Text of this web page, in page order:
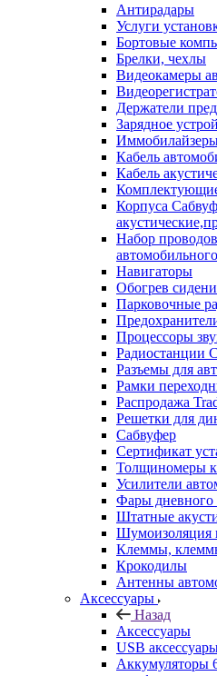
Антирадары
Услуги
Бортовые
Брелки, чехлы
Видеокамеры
Держатели
Зарядное
Кабель
Кабель
Корпуса
Набор
автомобильного
Навигаторы
Обогрев
Парковочные
Процессоры
Радиостанции
Разъемы для
Рамки
Распродажа
Решетки для
Сабвуфер
Сертификат
Толщиномеры
Усилители
Фары дневного
Штатные
Шумоизоляция
Клеммы,
Крокодилы
Антенны
Аксессуары
Назад
Аксессуары
USB
Аккумуляторы